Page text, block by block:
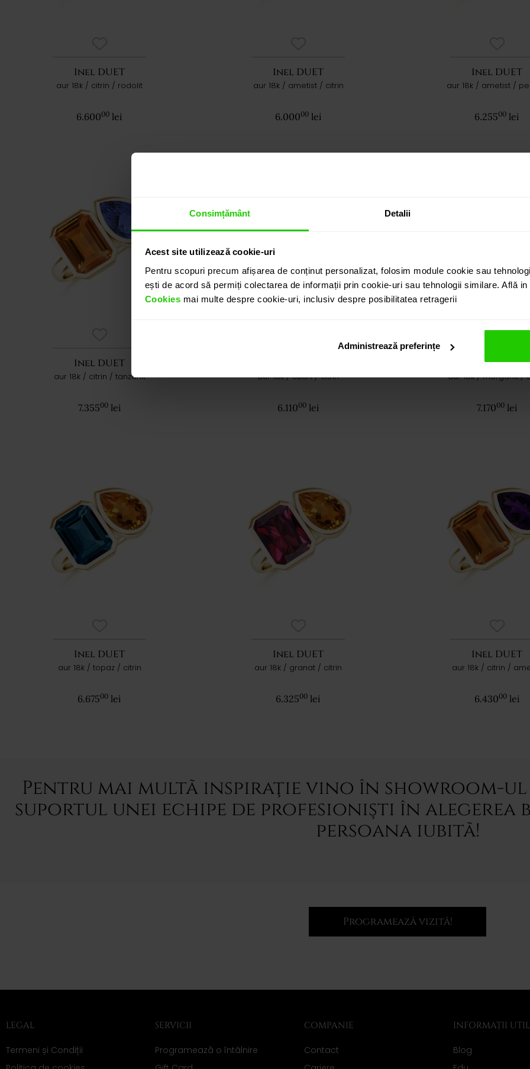
Consimțământ Detalii
Acest site utilizează cookie-uri
Pentru scopuri precum afișarea de conținut personalizat, folosim module cookie sau
ești de acord să permiți colectarea de informații prin cookie-uri sau tehnologii similare. Află in
Cookies mai multe despre cookie-uri, inclusiv despre posibilitatea retragerii
Administrează preferințe
Inel DUET
aur 18k / citrin / rodolit
6.60000 lei
Inel DUET
aur 18k / ametist / citrin
6.00000 lei
Inel DUET
aur 18k / ametist /
6.25500 lei
Inel DUET
aur 18k / citrin / tanzanit
7.35500 lei
aur 18k / cuart / citrin
6.11000 lei
Inel DUET
aur 18k / morganit /
7.17000 lei
Inel DUET
aur 18k / topaz / citrin
6.67500 lei
Inel DUET
aur 18k / granat / citrin
6.32500 lei
Inel DUET
aur 18k / citrin /
6.43000 lei
Pentru mai multã inspiraţie vino în showroom-
suportul unei echipe de profesionişti în
persoana iubitã!
Programează vizită!
LEGAL
Termeni și Condiții
SERVICII
Programează o întâlnire
COMPANIE
Contact
INFORMAȚII
Blog